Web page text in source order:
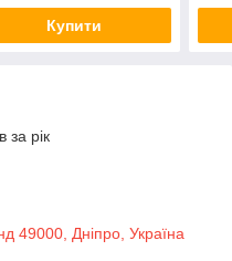
Купити
за рік
49000, Дніпро, Україна